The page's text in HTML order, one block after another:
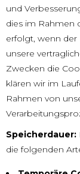
und
dies im Rahmen
erfolgt, wenn der
unsere
Zwecken die
klären wir im
Rahmen von
Speicherdauer:
die folgenden